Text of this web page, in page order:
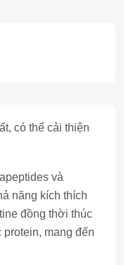
có thể cải thiện
và
năng kích thích
đồng thời thúc
mang đến